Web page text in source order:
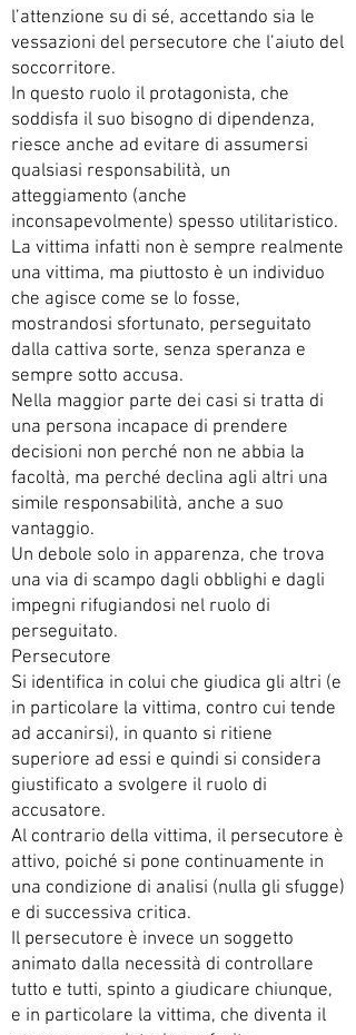
l’attenzione su di sé, accettando sia le
vessazioni del persecutore che l’aiuto del
soccorritore.
In questo ruolo il protagonista, che
soddisfa il suo bisogno di dipendenza,
riesce anche ad evitare di assumersi
qualsiasi responsabilità, un
atteggiamento (anche
inconsapevolmente) spesso utilitaristico.
La vittima infatti non è sempre realmente
una vittima, ma piuttosto è un individuo
che agisce come se lo fosse,
mostrandosi sfortunato, perseguitato
dalla cattiva sorte, senza speranza e
sempre sotto accusa.
Nella maggior parte dei casi si tratta di
una persona incapace di prendere
decisioni non perché non ne abbia la
facoltà, ma perché declina agli altri una
simile responsabilità, anche a suo
vantaggio.
Un debole solo in apparenza, che trova
una via di scampo dagli obblighi e dagli
impegni rifugiandosi nel ruolo di
perseguitato.
Persecutore
Si identifica in colui che giudica gli altri (e
in particolare la vittima, contro cui tende
ad accanirsi), in quanto si ritiene
superiore ad essi e quindi si considera
giustificato a svolgere il ruolo di
accusatore.
Al contrario della vittima, il persecutore è
attivo, poiché si pone continuamente in
una condizione di analisi (nulla gli sfugge)
e di successiva critica.
Il persecutore è invece un soggetto
animato dalla necessità di controllare
tutto e tutti, spinto a giudicare chiunque,
e in particolare la vittima, che diventa il